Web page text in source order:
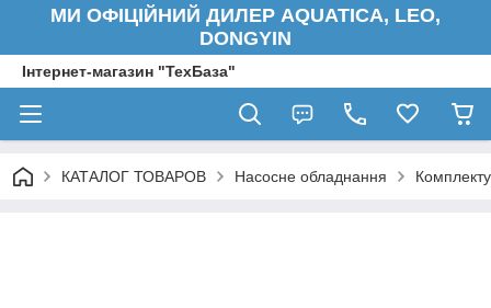
МИ ОФІЦІЙНИЙ ДИЛЕР AQUATICA, LEO,
DONGYIN
Інтернет-магазин "ТехБаза"
КАТАЛОГ ТОВАРОВ Насосне обладнання